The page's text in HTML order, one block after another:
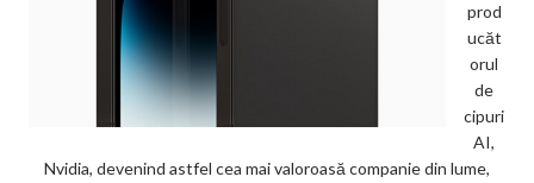
prod
ucăt
orul
de
cipuri
AI,
Nvidia, devenind astfel cea mai valoroasă companie din lume,